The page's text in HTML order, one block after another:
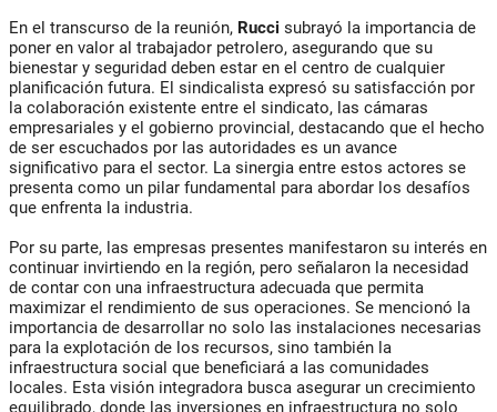
En el transcurso de la reunión, Rucci subrayó la importancia de
poner en valor al trabajador petrolero, asegurando que su
bienestar y seguridad deben estar en el centro de cualquier
planificación futura. El sindicalista expresó su satisfacción por
la colaboración existente entre el sindicato, las cámaras
empresariales y el gobierno provincial, destacando que el hecho
de ser escuchados por las autoridades es un avance
significativo para el sector. La sinergia entre estos actores se
presenta como un pilar fundamental para abordar los desafíos
que enfrenta la industria.
Por su parte, las empresas presentes manifestaron su interés en
continuar invirtiendo en la región, pero señalaron la necesidad
de contar con una infraestructura adecuada que permita
maximizar el rendimiento de sus operaciones. Se mencionó la
importancia de desarrollar no solo las instalaciones necesarias
para la explotación de los recursos, sino también la
infraestructura social que beneficiará a las comunidades
locales. Esta visión integradora busca asegurar un crecimiento
equilibrado, donde las inversiones en infraestructura no solo